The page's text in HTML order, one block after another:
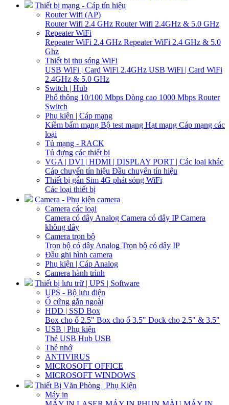
Thiết bị mạng - Cáp tín hiệu
Router Wifi (AP)
Router Wifi 2.4 GHz Router Wifi 2.4GHz & 5.0 GHz
Repeater WiFi
Repeater WiFi 2.4 GHz Repeater WiFi 2.4 GHz & 5.0
Ghz
Thiết bị thu sóng WiFi
USB WiFi | Card WiFi 2.4GHz USB WiFi | Card WiFi
2.4GHz & 5.0 GHz
Switch | Hub
Phổ thông 10/100 Mbps Dòng cao 1000 Mbps Router
Switch
Phụ kiện | Cáp mạng
Kiềm bấm mạng Bộ test mạng Hạt mạng Cáp mạng các
loại
Tủ mạng - RACK
Tủ đựng các thiết bị
VGA | DVI | HDMI | DISPLAY PORT | Các loại khác
Cáp chuyển tín hiệu Đầu chuyển tín hiệu
Thiết bị gắn Sim 4G phát sóng WiFi
Các loại thiết bị
Camera - Phụ kiện camera
Camera các loại
Camera có dây Analog Camera có dây IPCamera
không dây
Camera trọn bộ
Trọn bộ có dây Analog Trọn bộ có dây IP
Đầu ghi hình camera
Phụ kiện | Cáp Analog
Camera hành trình
Thiết bị lưu trữ | UPS | Software
UPS - Bộ lưu điện
Ổ cứng gắn ngoài
HDD | SSD Box
Box cho ổ 2.5" Box cho ổ 3.5" Dock cho 2.5" & 3.5"
USB | Phụ kiện
Thẻ USB Hub USB
Thẻ nhớ
ANTIVIRUS
MICROSOFT OFFICE
MICROSOFT WINDOWS
Thiết Bị Văn Phòng | Phụ Kiện
Máy in